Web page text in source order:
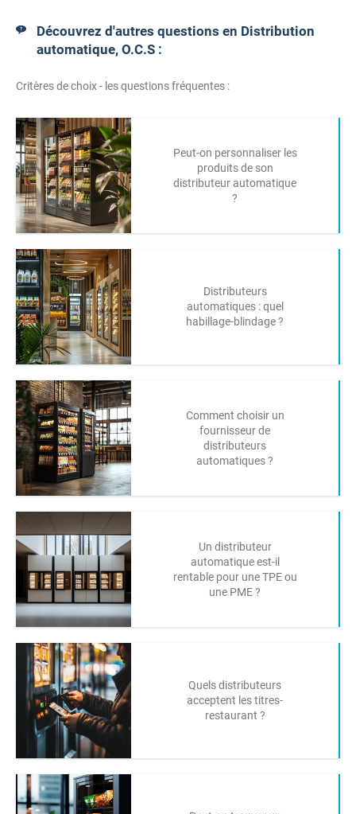
Découvrez d'autres questions en Distribution
automatique, O.C.S :
Critères de choix - les questions fréquentes :
Peut-on personnaliser les
produits de son
distributeur automatique
?
Distributeurs
automatiques : quel
habillage-blindage ?
Comment choisir un
fournisseur de
distributeurs
automatiques ?
Un distributeur
automatique est-il
rentable pour une TPE ou
une PME ?
Quels distributeurs
acceptent les titres-
restaurant ?